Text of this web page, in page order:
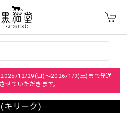
2025/12/29(日)～2026/1/3(土)まで発送
せていただきます。
キリーク)